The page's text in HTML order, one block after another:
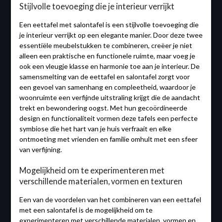
Stijlvolle toevoeging die je interieur verrijkt
Een eettafel met salontafel is een stijlvolle toevoeging die
je interieur verrijkt op een elegante manier. Door deze twee
essentiële meubelstukken te combineren, creëer je niet
alleen een praktische en functionele ruimte, maar voeg je
ook een vleugje klasse en harmonie toe aan je interieur. De
samensmelting van de eettafel en salontafel zorgt voor
een gevoel van samenhang en compleetheid, waardoor je
woonruimte een verfijnde uitstraling krijgt die de aandacht
trekt en bewondering oogst. Met hun gecoördineerde
design en functionaliteit vormen deze tafels een perfecte
symbiose die het hart van je huis verfraait en elke
ontmoeting met vrienden en familie omhult met een sfeer
van verfijning.
Mogelijkheid om te experimenteren met
verschillende materialen, vormen en texturen
Een van de voordelen van het combineren van een eettafel
met een salontafel is de mogelijkheid om te